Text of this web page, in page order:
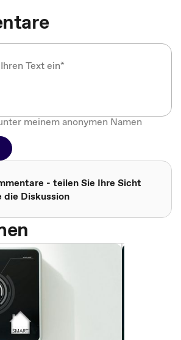
meinem anonymen Namen
- teilen Sie Ihre Sicht
die Diskussion